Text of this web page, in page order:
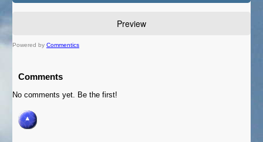
Powered by Commentics
Comments
No comments yet. Be the first!